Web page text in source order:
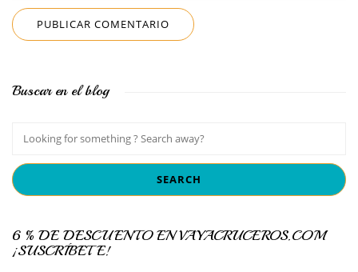
Buscar en el blog
6 % DE DESCUENTO EN VAYACRUCEROS.COM
¡SUSCRÍBETE!